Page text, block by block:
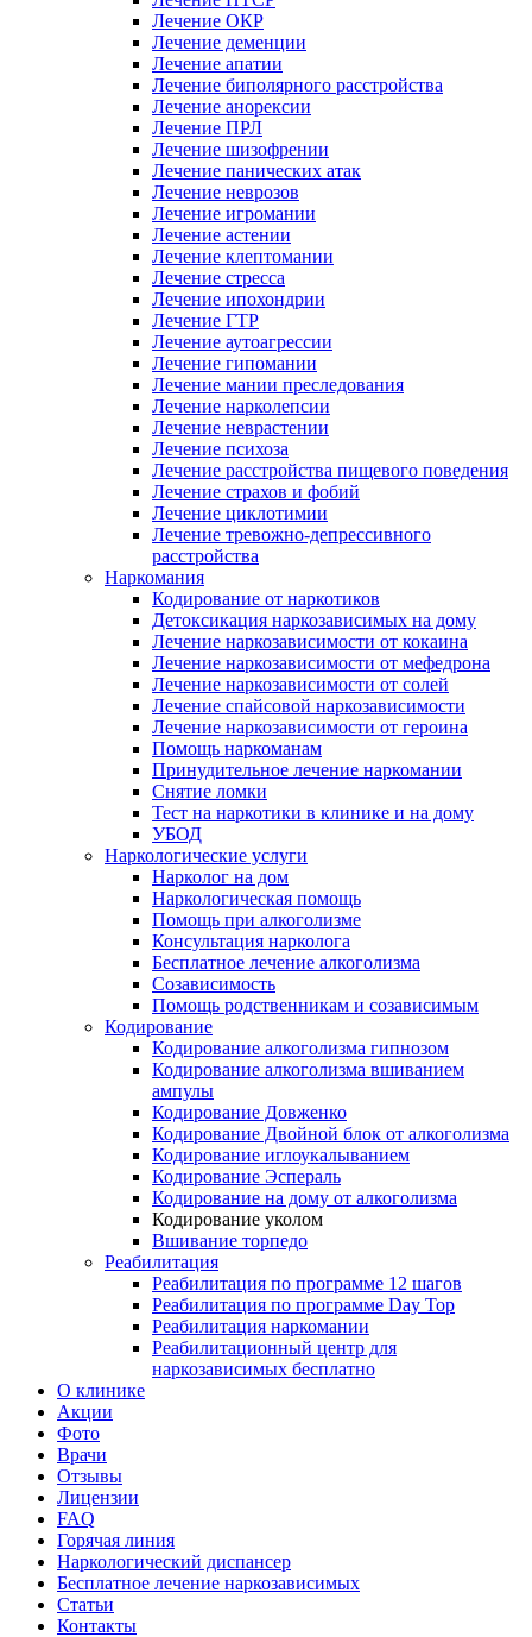
Лечение ОКР
Лечение деменции
Лечение апатии
Лечение биполярного расстройства
Лечение анорексии
Лечение ПРЛ
Лечение шизофрении
Лечение панических атак
Лечение неврозов
Лечение игромании
Лечение астении
Лечение клептомании
Лечение стресса
Лечение ипохондрии
Лечение ГТР
Лечение аутоагрессии
Лечение гипомании
Лечение мании преследования
Лечение нарколепсии
Лечение неврастении
Лечение психоза
Лечение расстройства пищевого поведения
Лечение страхов и фобий
Лечение циклотимии
Лечение тревожно-депрессивного
расстройства
Наркомания
Кодирование от наркотиков
Детоксикация наркозависимых на дому
Лечение наркозависимости от кокаина
Лечение наркозависимости от мефедрона
Лечение наркозависимости от солей
Лечение спайсовой наркозависимости
Лечение наркозависимости от героина
Помощь наркоманам
Принудительное лечение наркомании
Снятие ломки
Тест на наркотики в клинике и на дому
УБОД
Наркологические услуги
Нарколог на дом
Наркологическая помощь
Помощь при алкоголизме
Консультация нарколога
Бесплатное лечение алкоголизма
Созависимость
Помощь родственникам и созависимым
Кодирование
Кодирование алкоголизма гипнозом
Кодирование алкоголизма вшиванием
ампулы
Кодирование Довженко
Кодирование Двойной блок от алкоголизма
Кодирование иглоукалыванием
Кодирование Эспераль
Кодирование на дому от алкоголизма
Кодирование уколом
Вшивание торпедо
Реабилитация
Реабилитация по программе 12 шагов
Реабилитация по программе Day Top
Реабилитация наркомании
Реабилитационный центр для
наркозависимых бесплатно
О клинике
Акции
Фото
Врачи
Отзывы
Лицензии
FAQ
Горячая линия
Наркологический диспансер
Бесплатное лечение наркозависимых
Статьи
Контакты